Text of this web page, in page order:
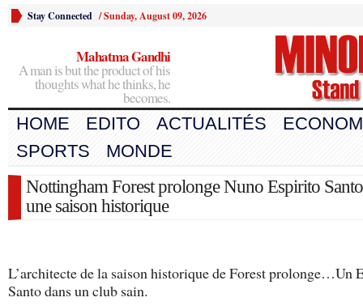
Stay Connected /Sunday, August 09, 2026
Mahatma Gandhi
A man is but the product of his
thoughts what he thinks, he
becomes.
HOME EDITO ACTUALITÉS
SPORTS
MONDE
Nottingham Forest prolonge Nuno Espirito
une saison historique
L’architecte de la saison historique de Forest prolonge…Un
Santo dans un club sain.